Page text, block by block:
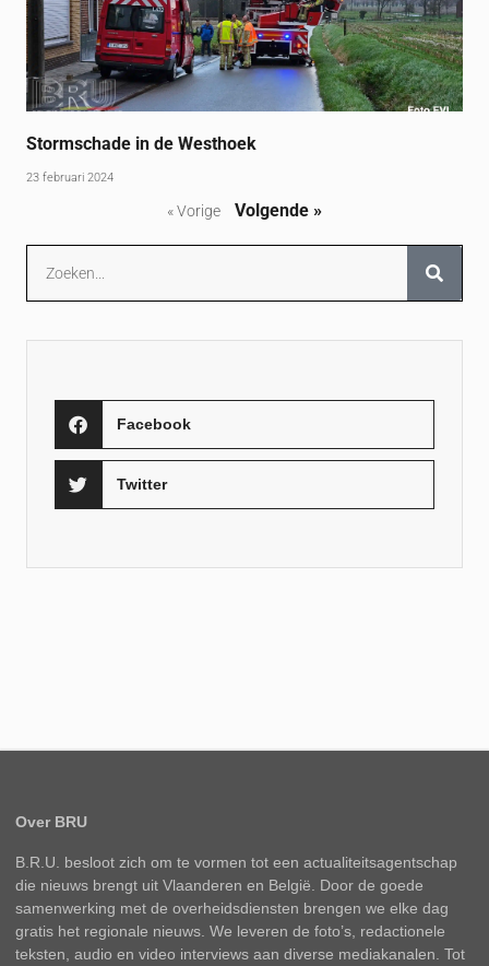
Stormschade in de Westhoek
23 februari 2024
« Vorige Volgende »
Facebook
Twitter
Over BRU
B.R.U. besloot zich om te vormen tot een actualiteitsagentschap
die nieuws brengt uit Vlaanderen en België. Door de goede
samenwerking met de overheidsdiensten brengen we elke dag
gratis het regionale nieuws. We leveren de foto’s, redactionele
teksten, audio en video interviews aan diverse mediakanalen. Tot